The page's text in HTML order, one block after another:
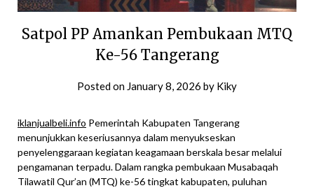
Satpol PP Amankan Pembukaan MTQ
Ke-56 Tangerang
Posted on January 8, 2026 by Kiky
iklanjualbeli.info Pemerintah Kabupaten Tangerang
menunjukkan keseriusannya dalam menyukseskan
penyelenggaraan kegiatan keagamaan berskala besar melalui
pengamanan terpadu. Dalam rangka pembukaan Musabaqah
Tilawatil Qur’an (MTQ) ke-56 tingkat kabupaten, puluhan